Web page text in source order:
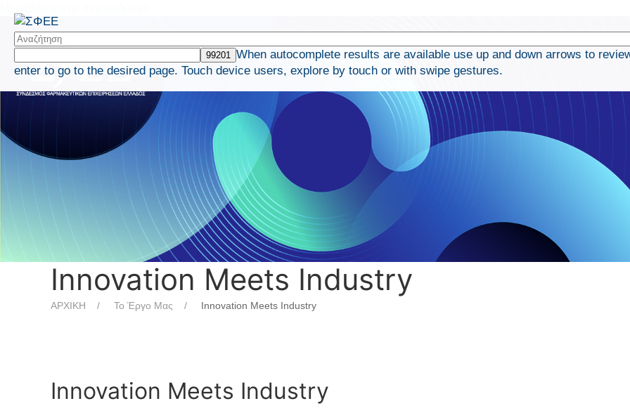
When autocomplete results are available use up and down arrows to
enter to go to the desired page. Touch device users, explore by touch or with swipe gestures.
Innovation Meets Industry
ΑΡΧΙΚΗ Το Έργο Μας Innovation Meets Industry
Innovation Meets Industry